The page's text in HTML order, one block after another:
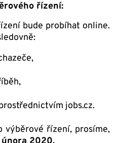
řízení:
bude probíhat online.
jobs.cz.
výběrové řízení, prosíme,